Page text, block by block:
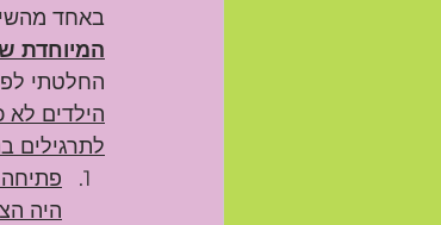
באחד
המיוחדת
החלטתי
הילדים
לתרגילים
היה